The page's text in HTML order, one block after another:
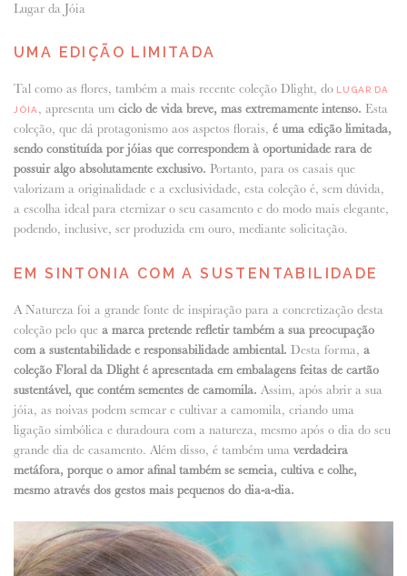
Lugar da Jóia
UMA EDIÇÃO LIMITADA
Tal como as flores, também a mais recente coleção Dlight, do LUGAR DA
JÓIA , apresenta um ciclo de vida breve, mas extremamente intenso. Esta
coleção, que dá protagonismo aos aspetos florais, é uma edição limitada,
sendo constituída por jóias que correspondem à oportunidade rara de
possuir algo absolutamente exclusivo. Portanto, para os casais que
valorizam a originalidade e a exclusividade, esta coleção é, sem dúvida,
a escolha ideal para eternizar o seu casamento e do modo mais elegante,
podendo, inclusive, ser produzida em ouro, mediante solicitação.
EM SINTONIA COM A SUSTENTABILIDADE
A Natureza foi a grande fonte de inspiração para a concretização desta
coleção pelo que a marca pretende refletir também a sua preocupação
com a sustentabilidade e responsabilidade ambiental. Desta forma, a
coleção Floral da Dlight é apresentada em embalagens feitas de cartão
sustentável, que contém sementes de camomila. Assim, após abrir a sua
jóia, as noivas podem semear e cultivar a camomila, criando uma
ligação simbólica e duradoura com a natureza, mesmo após o dia do seu
grande dia de casamento. Além disso, é também uma verdadeira
metáfora, porque o amor afinal também se semeia, cultiva e colhe,
mesmo através dos gestos mais pequenos do dia-a-dia.